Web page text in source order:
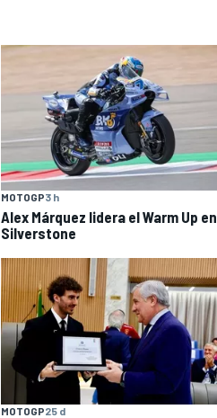
MOTOGP3 h
Alex Márquez lidera el Warm Up en
Silverstone
MOTOGP25 d